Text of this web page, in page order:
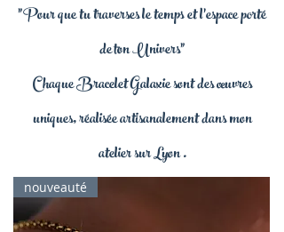
"Pour que tu traverses le temps et l'espace porté
de ton Univers"
Chaque Bracelet Galaxie sont des œuvres
uniques, réalisée artisanalement dans mon
atelier sur Lyon .
nouveauté